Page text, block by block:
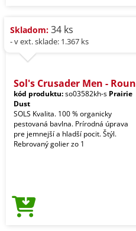
Skladom: 34 ks
- v ext. sklade: 1.367 ks
Sol's Crusader Men - Roun
kód produktu:so03582kh-s Prairie
Dust
SOLS Kvalita. 100 % organicky
pestovaná bavlna. Prírodná úprava
pre jemnejší a hladší pocit. Štýl.
Rebrovaný golier zo 1